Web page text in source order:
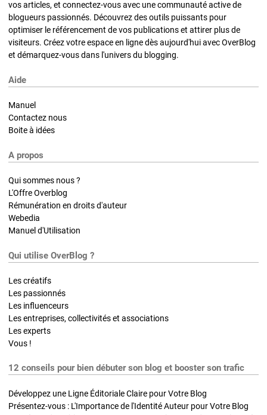
vos articles, et connectez-vous avec une communauté active de
blogueurs passionnés. Découvrez des outils puissants pour
optimiser le référencement de vos publications et attirer plus de
visiteurs. Créez votre espace en ligne dès aujourd'hui avec OverBlog
et démarquez-vous dans l'univers du blogging.
Aide
Manuel
Contactez nous
Boite à idées
A propos
Qui sommes nous ?
L'Offre Overblog
Rémunération en droits d'auteur
Webedia
Manuel d'Utilisation
Qui utilise OverBlog ?
Les créatifs
Les passionnés
Les influenceurs
Les entreprises, collectivités et associations
Les experts
Vous !
12 conseils pour bien débuter son blog et booster son trafic
Développez une Ligne Éditoriale Claire pour Votre Blog
Présentez-vous : L'Importance de l'Identité Auteur pour Votre Blog